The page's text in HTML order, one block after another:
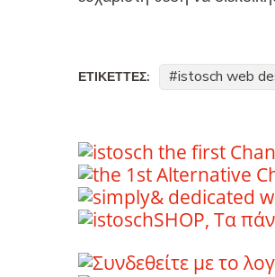
ΕΤΙΚΈΤΤΕΣ: istosch web